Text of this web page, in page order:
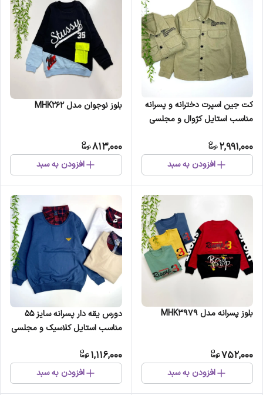
کت جین اسپرت دخترانه و پسرانه
مناسب استایل کژوال و مجلسی
2,991,000
افزودن به سبد
بلوز نوجوان مدل MHK262
813,000
افزودن به سبد
بلوز پسرانه مدل MHK3979
752,000
افزودن به سبد
دورس یقه دار پسرانه سایز 55
مناسب استایل کلاسیک و مجلسی
1,116,000
افزودن به سبد